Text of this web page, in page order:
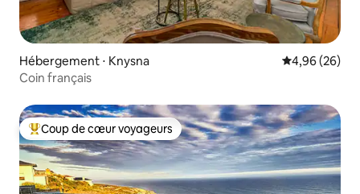
Hébergement ⋅ Knysna Évaluation
4,96 (26)
Coin français
Coups de cœur voyageurs les plus appréciés
Coup de cœur voyageurs